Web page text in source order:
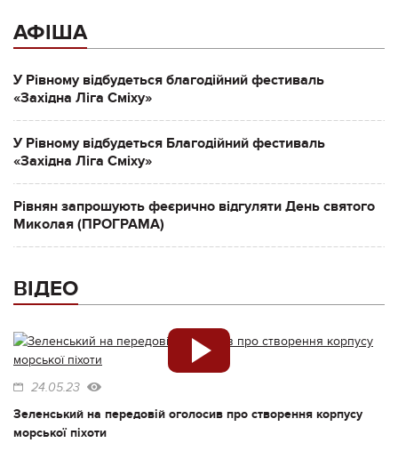
АФІША
У Рівному відбудеться благодійний фестиваль
«Західна Ліга Сміху»
У Рівному відбудеться Благодійний фестиваль
«Західна Ліга Сміху»
Рівнян запрошують феєрично відгуляти День святого
Миколая (ПРОГРАМА)
ВІДЕО
24.05.23
Зеленський на передовій оголосив про створення корпусу
морської піхоти